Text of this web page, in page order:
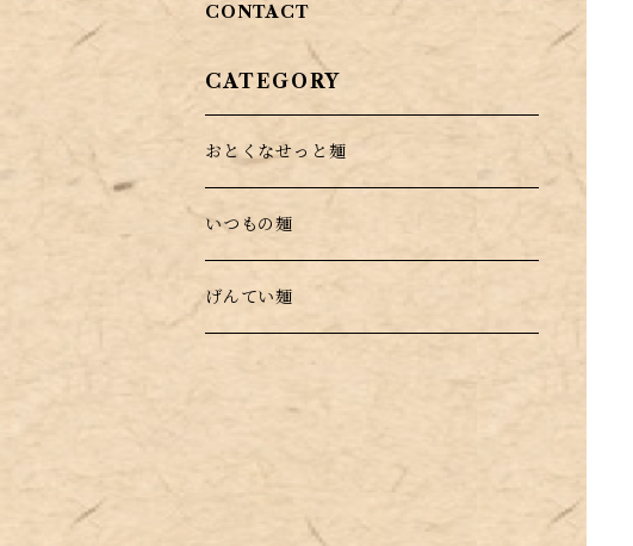
CONTACT
CATEGORY
おとくなせっと麺
いつもの麺
げんてい麺